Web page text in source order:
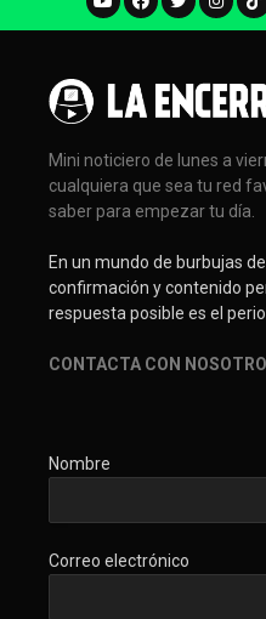
Mini noticiero de lunes a
cualquiera que sea tu red
saber para empezar tu día.
En un mundo de burbujas
confirmación y contenido
respuesta posible es el
CONTACTA CON
Nombre
Correo electrónico